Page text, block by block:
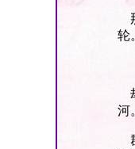
轮。
河